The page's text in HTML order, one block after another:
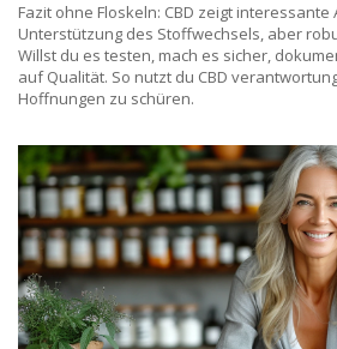
Fazit ohne Floskeln: CBD zeigt
Unterstützung des Stoffwechsels, aber
Willst du es testen, mach es sicher,
auf Qualität. So nutzt du CBD
Hoffnungen zu schüren.